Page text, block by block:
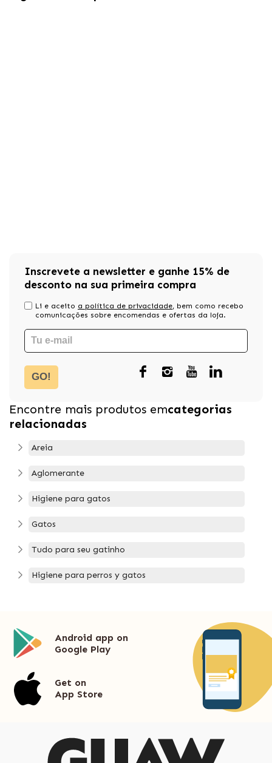
Inscrevete a newsletter e ganhe 15% de
desconto na sua primeira compra
Li e aceito a política de privacidade, bem como recebo
comunicações sobre encomendas e ofertas da loja.
GO!
Encontre mais produtos emcategorias
relacionadas
Areia
Aglomerante
Higiene para gatos
Gatos
Tudo para seu gatinho
Higiene para perros y gatos
Android app on
Google Play
Get on
App Store